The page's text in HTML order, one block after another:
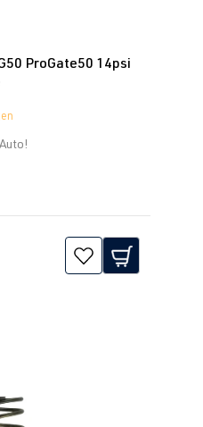
von 0 von 5 Sternen
ProGate50 14psi